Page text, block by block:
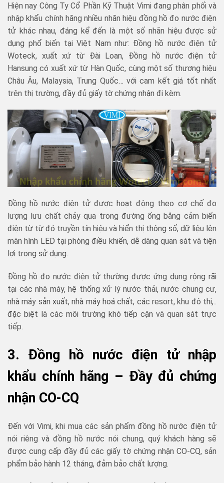
Hiện nay Công Ty Cổ Phần Kỹ Thuật Vimi đang phân phối và
nhập khẩu chính hãng nhiều nhãn hiệu đồng hồ đo nước điện
tử khác nhau, đáng kể đến là một số nhãn hiệu được sử
dụng phổ biến tại Việt Nam như: Đồng hồ nước điện tử
Woteck, xuất xứ từ Đài Loan, Đồng hồ nước điện tử
Hansung có xuất xứ từ Hàn Quốc, cùng một số thương hiệu
Châu Âu, Malaysia, Trung Quốc… với cam kết giá tốt nhất
trên thị trường, đầy đủ giấy tờ chứng nhận đi kèm.
Đồng hồ nước điện tử được hoạt động theo cơ chế đo
lượng lưu chất chảy qua trong đường ống bằng cảm biến
điện từ từ đó truyền tín hiệu và hiển thị thông số, dữ liệu lên
màn hình LED tại phòng điều khiển, dễ dàng quan sát và tiện
lợi trong sử dụng.
Đồng hồ đo nước điện tử thường được ứng dụng rộng rãi
tại các nhà máy, hệ thống xử lý nước thải, nước chung cư,
nhà máy sản xuất, nhà máy hoá chất, các resort, khu đô thị,..
đặc biệt là các môi trường khó tiếp cận và quan sát trực
tiếp.
3. Đồng hồ nước điện tử nhập
khẩu chính hãng – Đầy đủ chứng
nhận CO-CQ
Đến với Vimi, khi mua các sản phẩm đồng hồ nước điện tử
nói riêng và đồng hồ nước nói chung, quý khách hàng sẽ
được cung cấp đầy đủ các giấy tờ chứng nhận CO-CQ, sản
phẩm bảo hành 12 tháng, đảm bảo chất lượng.